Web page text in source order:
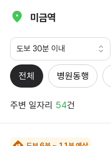
미금역
도보 30분 이내
전체 병원동행
주변 일자리 54건